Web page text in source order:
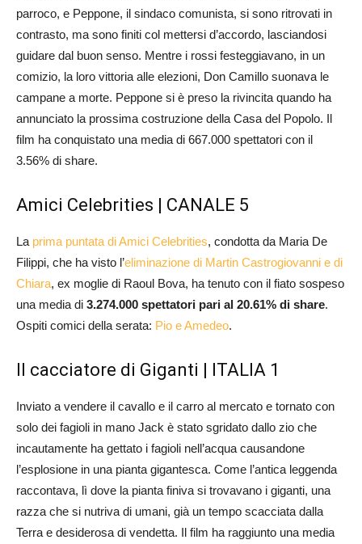
parroco, e Peppone, il sindaco comunista, si sono ritrovati in
contrasto, ma sono finiti col mettersi d’accordo, lasciandosi
guidare dal buon senso. Mentre i rossi festeggiavano, in un
comizio, la loro vittoria alle elezioni, Don Camillo suonava le
campane a morte. Peppone si è preso la rivincita quando ha
annunciato la prossima costruzione della Casa del Popolo. Il
film ha conquistato una media di 667.000 spettatori con il
3.56% di share.
Amici Celebrities | CANALE 5
La prima puntata di Amici Celebrities, condotta da Maria De
Filippi, che ha visto l’eliminazione di Martin Castrogiovanni e di
Chiara, ex moglie di Raoul Bova, ha tenuto con il fiato sospeso
una media di 3.274.000 spettatori pari al 20.61% di share.
Ospiti comici della serata: Pio e Amedeo.
Il cacciatore di Giganti | ITALIA 1
Inviato a vendere il cavallo e il carro al mercato e tornato con
solo dei fagioli in mano Jack è stato sgridato dallo zio che
incautamente ha gettato i fagioli nell’acqua causandone
l’esplosione in una pianta gigantesca. Come l’antica leggenda
raccontava, lì dove la pianta finiva si trovavano i giganti, una
razza che si nutriva di umani, già un tempo scacciata dalla
Terra e desiderosa di vendetta. Il film ha raggiunto una media